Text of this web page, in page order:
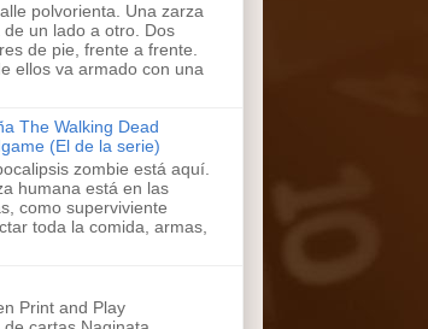
polvorienta. Una zarza
de un lado a otro. Dos
de pie, frente a frente.
ellos va armado con una
The Walking Dead
(El de la serie)
zombie está aquí.
humana está en las
como superviviente
toda la comida, armas,
Print and Play